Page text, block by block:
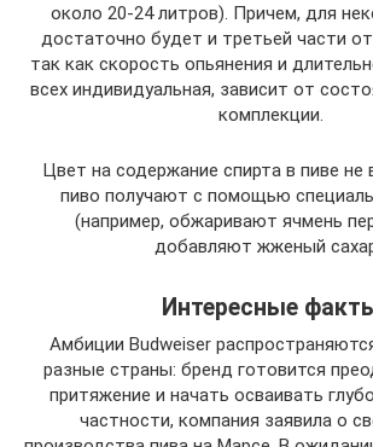
около 20-24 литров). Причем, для
достаточно будет и третьей части
так как скорость опьянения и
всех индивидуальная, зависит от
комплекции.
Цвет на содержание спирта в пиве не
пиво получают с помощью
(например, обжаривают ячмень
добавляют жженый
Интересные
Амбиции Budweiser
разные страны: бренд готовится
притяжение и начать осваивать
частности, компания заявила о